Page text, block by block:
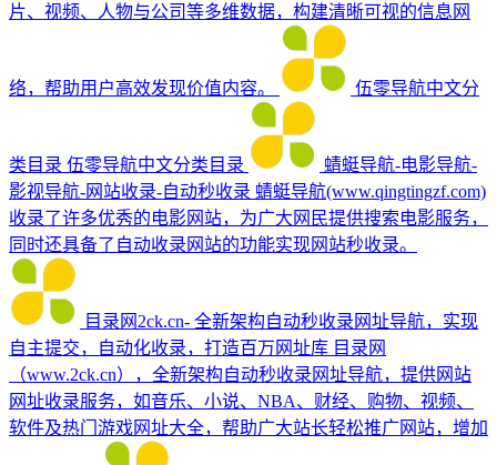
片、视频、人物与公司等多维数据，构建清晰可视的信息网
络，帮助用户高效发现价值内容。 伍零导航中文分
类目录 伍零导航中文分类目录
蜻蜓导航-电影导航-
影视导航-网站收录-自动秒收录 蜻蜓导航(www.qingtingzf.com)
收录了许多优秀的电影网站，为广大网民提供搜索电影服务，
同时还具备了自动收录网站的功能实现网站秒收录。
目录网2ck.cn- 全新架构自动秒收录网址导航，实现
自主提交，自动化收录，打造百万网址库 目录网
（www.2ck.cn），全新架构自动秒收录网址导航，提供网站
网址收录服务，如音乐、小说、NBA、财经、购物、视频、
软件及热门游戏网址大全，帮助广大站长轻松推广网站，增加